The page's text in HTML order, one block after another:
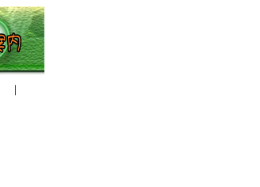
｜